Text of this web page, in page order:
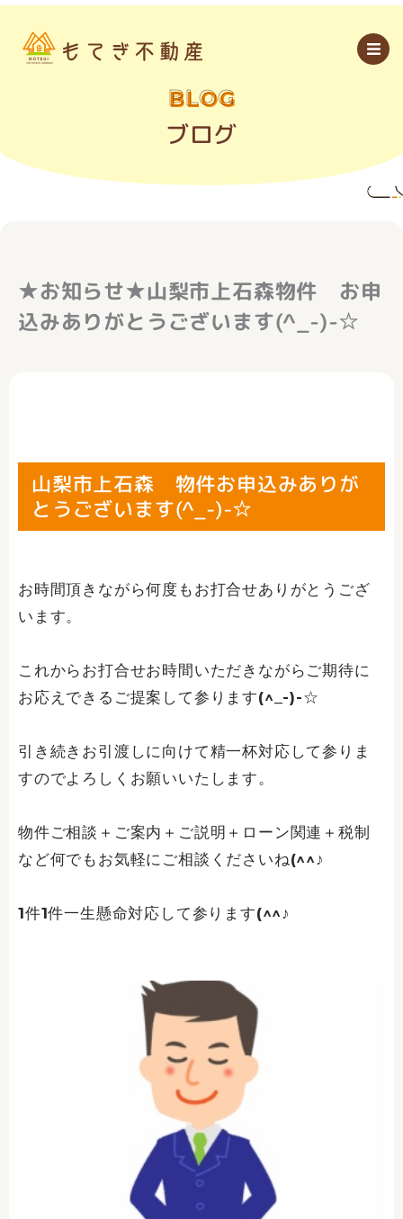
内
BLOG
ブログ
★お知らせ★山梨市上石森物件 お申
込みありがとうございます(^_-)-☆
山梨市上石森 物件お申込みありが
とうございます(^_-)-☆
お時間頂きながら何度もお打合せありがとうござ
います。
これからお打合せお時間いただきながらご期待に
お応えできるご提案して参ります(^_-)-☆
引き続きお引渡しに向けて精一杯対応して参りま
すのでよろしくお願いいたします。
物件ご相談＋ご案内＋ご説明＋ローン関連＋税制
など何でもお気軽にご相談くださいね(^^♪
1件1件一生懸命対応して参ります(^^♪